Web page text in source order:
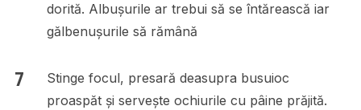
dorită. Albușurile ar trebui să se întărească iar
gălbenușurile să rămână
Stinge focul, presară deasupra busuioc
proaspăt și servește ochiurile cu pâine prăjită.